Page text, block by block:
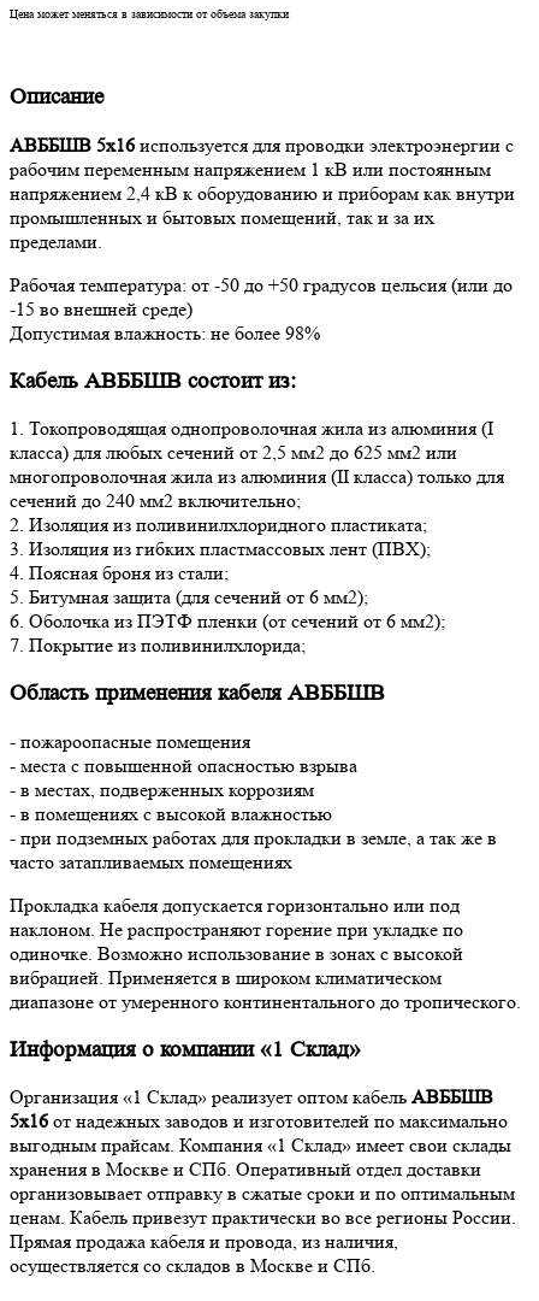
Цена может меняться в зависимости от объема закупки
Описание
АВББШВ 5х16 используется для проводки электроэнергии с
рабочим переменным напряжением 1 кВ или постоянным
напряжением 2,4 кВ к оборудованию и приборам как внутри
промышленных и бытовых помещений, так и за их
пределами.
Рабочая температура: от -50 до +50 градусов цельсия (или до
-15 во внешней среде)
Допустимая влажность: не более 98%
Кабель АВББШВ состоит из:
1. Токопроводящая однопроволочная жила из алюминия (I
класса) для любых сечений от 2,5 мм2 до 625 мм2 или
многопроволочная жила из алюминия (II класса) только для
сечений до 240 мм2 включительно;
2. Изоляция из поливинилхлоридного пластиката;
3. Изоляция из гибких пластмассовых лент (ПВХ);
4. Поясная броня из стали;
5. Битумная защита (для сечений от 6 мм2);
6. Оболочка из ПЭТФ пленки (от сечений от 6 мм2);
7. Покрытие из поливинилхлорида;
Область применения кабеля АВББШВ
- пожароопасные помещения
- места с повышенной опасностью взрыва
- в местах, подверженных коррозиям
- в помещениях с высокой влажностью
- при подземных работах для прокладки в земле, а так же в
часто затапливаемых помещениях
Прокладка кабеля допускается горизонтально или под
наклоном. Не распространяют горение при укладке по
одиночке. Возможно использование в зонах с высокой
вибрацией. Применяется в широком климатическом
диапазоне от умеренного континентального до тропического.
Информация о компании «1 Склад»
Организация «1 Склад» реализует оптом кабель АВББШВ
5х16 от надежных заводов и изготовителей по максимально
выгодным прайсам. Компания «1 Склад» имеет свои склады
хранения в Москве и СПб. Оперативный отдел доставки
организовывает отправку в сжатые сроки и по оптимальным
ценам. Кабель привезут практически во все регионы России.
Прямая продажа кабеля и провода, из наличия,
осуществляется со складов в Москве и СПб.